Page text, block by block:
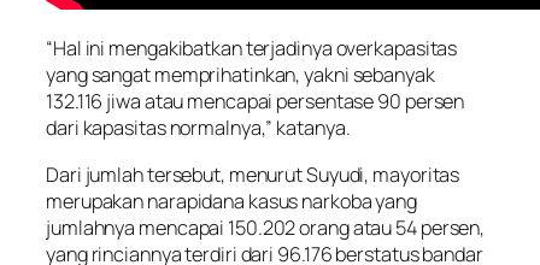
“Hal ini mengakibatkan terjadinya overkapasitas
yang sangat memprihatinkan, yakni sebanyak
132.116 jiwa atau mencapai persentase 90 persen
dari kapasitas normalnya,” katanya.
Dari jumlah tersebut, menurut Suyudi, mayoritas
merupakan narapidana kasus narkoba yang
jumlahnya mencapai 150.202 orang atau 54 persen,
yang rinciannya terdiri dari 96.176 berstatus bandar